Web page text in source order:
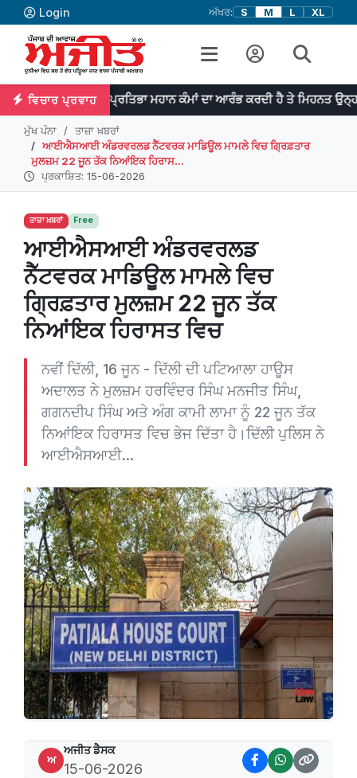
Login ਅੱਖਰ: S M L XL
ਵਿਚਾਰ ਪ੍ਰਵਾਹ
ਪ੍ਰਤਿਭਾ ਮਹਾਨ ਕੰਮਾਂ ਦਾ ਆਰੰਭ ਕਰਦੀ ਹੈ ਤੇ ਮਿਹਨਤ ਉਨ੍ਹਾਂ ਨੂੰ ਨੇਪਰੇ
ਮੁੱਖ ਪੰਨਾ
ਤਾਜ਼ਾ ਖ਼ਬਰਾਂ
ਆਈਐਸਆਈ ਅੰਡਰਵਰਲਡ ਨੈੱਟਵਰਕ ਮਾਡਿਊਲ ਮਾਮਲੇ ਵਿਚ ਗ੍ਰਿਫ਼ਤਾਰ
ਮੁਲਜ਼ਮ 22 ਜੂਨ ਤੱਕ ਨਿਆਂਇਕ ਹਿਰਾਸ...
ਪ੍ਰਕਾਸ਼ਿਤ: 15-06-2026
ਤਾਜ਼ਾ ਖ਼ਬਰਾਂ Free
ਆਈਐਸਆਈ ਅੰਡਰਵਰਲਡ
ਨੈੱਟਵਰਕ ਮਾਡਿਊਲ ਮਾਮਲੇ ਵਿਚ
ਗ੍ਰਿਫ਼ਤਾਰ ਮੁਲਜ਼ਮ 22 ਜੂਨ ਤੱਕ
ਨਿਆਂਇਕ ਹਿਰਾਸਤ ਵਿਚ
ਨਵੀਂ ਦਿੱਲੀ, 16 ਜੂਨ - ਦਿੱਲੀ ਦੀ ਪਟਿਆਲਾ ਹਾਊਸ
ਅਦਾਲਤ ਨੇ ਮੁਲਜ਼ਮ ਹਰਵਿੰਦਰ ਸਿੰਘ ਮਨਜੀਤ ਸਿੰਘ,
ਗਗਨਦੀਪ ਸਿੰਘ ਅਤੇ ਅੰਗ ਕਾਮੀ ਲਾਮਾ ਨੂੰ 22 ਜੂਨ ਤੱਕ
ਨਿਆਂਇਕ ਹਿਰਾਸਤ ਵਿਚ ਭੇਜ ਦਿੱਤਾ ਹੈ।ਦਿੱਲੀ ਪੁਲਿਸ ਨੇ
ਆਈਐਸਆਈ...
ਅ
ਅਜੀਤ ਡੈਸਕ
15-06-2026